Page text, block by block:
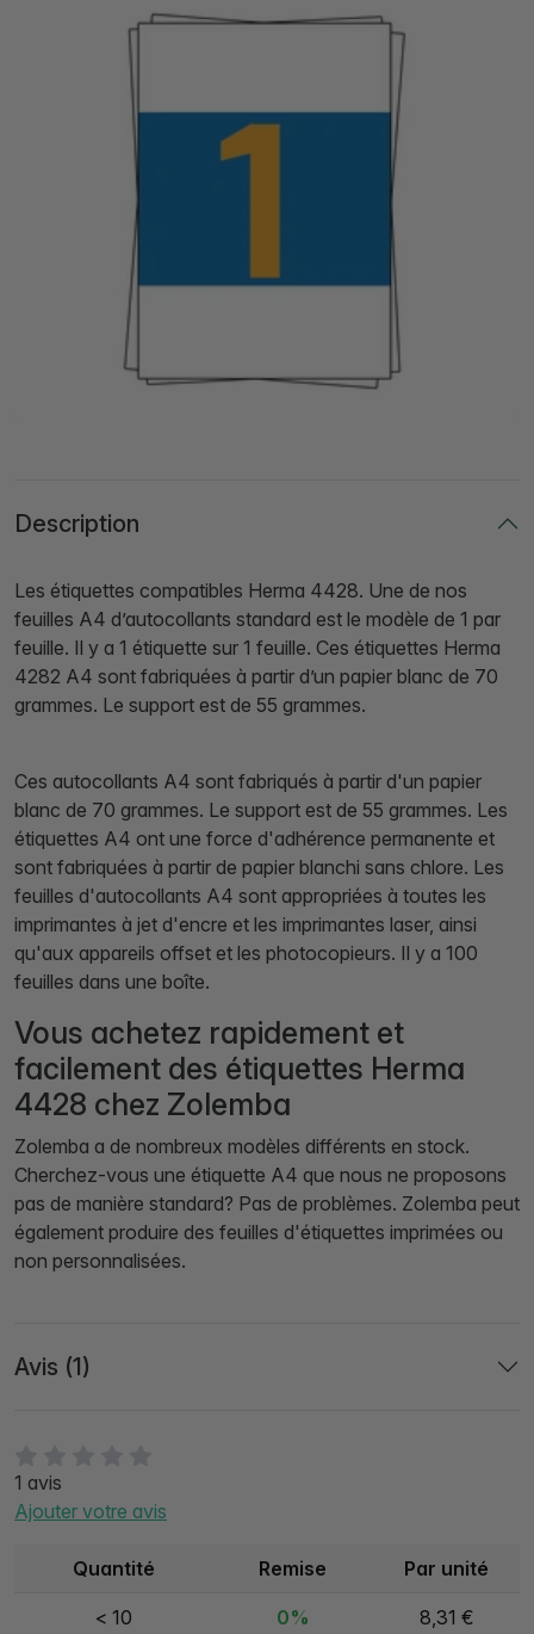
1 avis
Ajouter votre avis
Quantité Remise Par unité
< 10 0% 8,31 €
Description
Les étiquettes compatibles Herma 4428. Une de nos
feuilles A4 d’autocollants standard est le modèle de 1 par
feuille. Il y a 1 étiquette sur 1 feuille. Ces étiquettes Herma
4282 A4 sont fabriquées à partir d’un papier blanc de 70
grammes. Le support est de 55 grammes.
Ces autocollants A4 sont fabriqués à partir d'un papier
blanc de 70 grammes. Le support est de 55 grammes. Les
étiquettes A4 ont une force d'adhérence permanente et
sont fabriquées à partir de papier blanchi sans chlore. Les
feuilles d'autocollants A4 sont appropriées à toutes les
imprimantes à jet d'encre et les imprimantes laser, ainsi
qu'aux appareils offset et les photocopieurs. Il y a 100
feuilles dans une boîte.
Vous achetez rapidement et
facilement des étiquettes Herma
4428 chez Zolemba
Zolemba a de nombreux modèles différents en stock.
Cherchez-vous une étiquette A4 que nous ne proposons
pas de manière standard? Pas de problèmes. Zolemba peut
également produire des feuilles d'étiquettes imprimées ou
non personnalisées.
Avis (1)